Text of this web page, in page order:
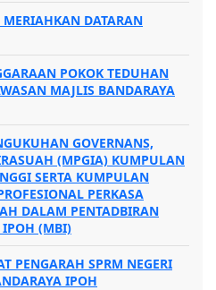
DATARAN
POKOK TEDUHAN
MAJLIS BANDARAYA
GOVERNANS,
(MPGIA) KUMPULAN
SERTA KUMPULAN
PERKASA
DALAM PENTADBIRAN
IPOH (MBI)
PENGARAH SPRM NEGERI
IPOH